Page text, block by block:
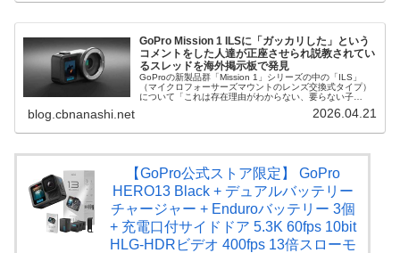
GoPro Mission 1 ILSに「ガッカリした」という
コメントをした人達が正座させられ説教されてい
るスレッドを海外掲示板で発見
GoProの新製品群「Mission 1」シリーズの中の「ILS」
（マイクロフォーサーズマウントのレンズ交換式タイプ）
について「これは存在理由がわからない、要らない子
blog.cbnanashi.net 2026.04.21
【GoPro公式ストア限定】 GoPro
HERO13 Black + デュアルバッテリー
チャージャー + Enduroバッテリー 3個
+ 充電口付サイドドア 5.3K 60fps 10bit
HLG-HDRビデオ 400fps 13倍スローモ